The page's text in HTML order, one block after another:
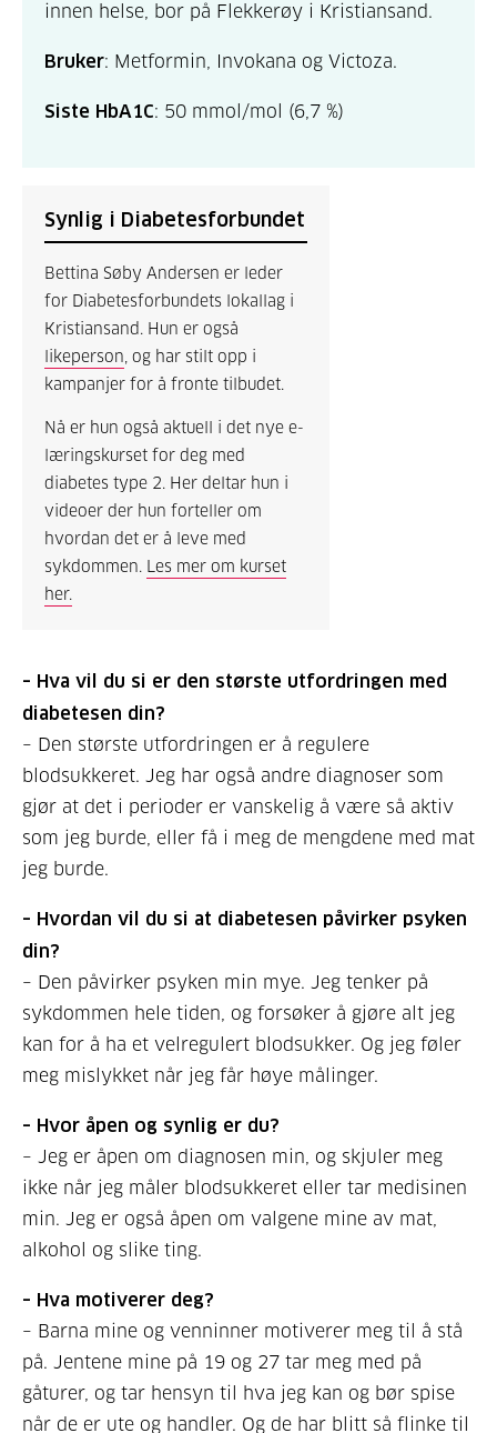
innen helse, bor på Flekkerøy i Kristiansand.
Bruker: Metformin, Invokana og Victoza.
Siste HbA1C: 50 mmol/mol (6,7 %)
Synlig i Diabetesforbundet
Bettina Søby Andersen er leder
for Diabetesforbundets lokallag i
Kristiansand. Hun er også
likeperson , og har stilt opp i
kampanjer for å fronte tilbudet.
Nå er hun også aktuell i det nye e-
læringskurset for deg med
diabetes type 2. Her deltar hun i
videoer der hun forteller om
hvordan det er å leve med
sykdommen. Les mer om kurset
her.
– Hva vil du si er den største utfordringen med
diabetesen din?
– Den største utfordringen er å regulere
blodsukkeret. Jeg har også andre diagnoser som
gjør at det i perioder er vanskelig å være så aktiv
som jeg burde, eller få i meg de mengdene med mat
jeg burde.
– Hvordan vil du si at diabetesen påvirker psyken
din?
– Den påvirker psyken min mye. Jeg tenker på
sykdommen hele tiden, og forsøker å gjøre alt jeg
kan for å ha et velregulert blodsukker. Og jeg føler
meg mislykket når jeg får høye målinger.
– Hvor åpen og synlig er du?
– Jeg er åpen om diagnosen min, og skjuler meg
ikke når jeg måler blodsukkeret eller tar medisinen
min. Jeg er også åpen om valgene mine av mat,
alkohol og slike ting.
– Hva motiverer deg?
– Barna mine og venninner motiverer meg til å stå
på. Jentene mine på 19 og 27 tar meg med på
gåturer, og tar hensyn til hva jeg kan og bør spise
når de er ute og handler. Og de har blitt så flinke til